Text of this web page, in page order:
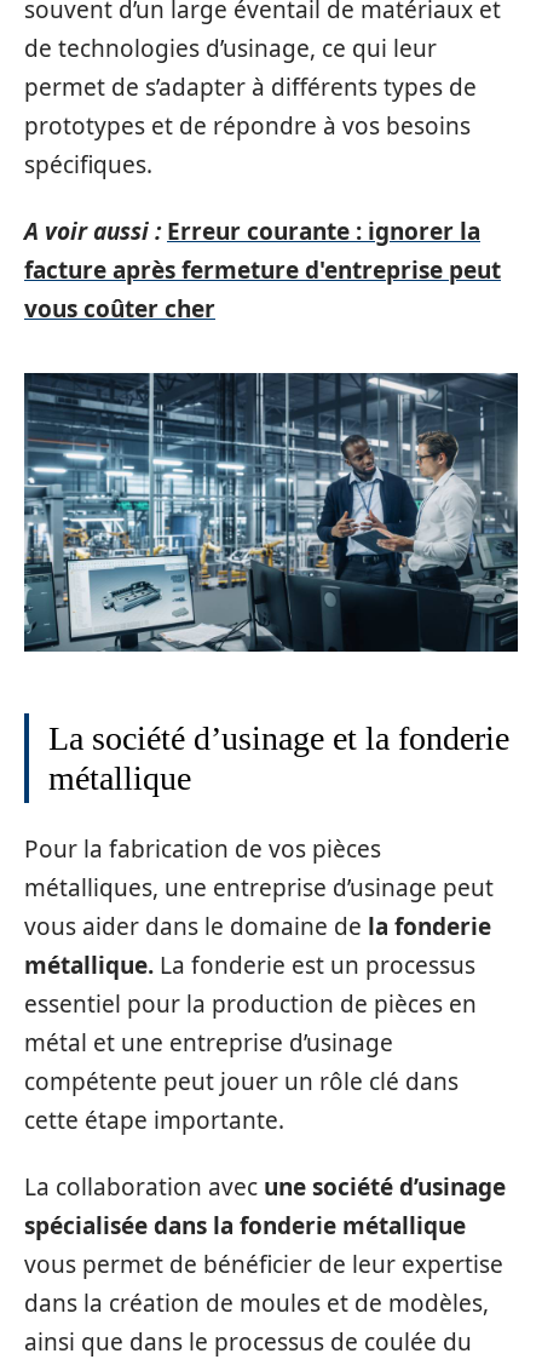
souvent d’un large éventail de matériaux et
de technologies d’usinage, ce qui leur
permet de s’adapter à différents types de
prototypes et de répondre à vos besoins
spécifiques.
A voir aussi : Erreur courante : ignorer la
facture après fermeture d'entreprise peut
vous coûter cher
La société d’usinage et la fonderie
métallique
Pour la fabrication de vos pièces
métalliques, une entreprise d’usinage peut
vous aider dans le domaine de la fonderie
métallique. La fonderie est un processus
essentiel pour la production de pièces en
métal et une entreprise d’usinage
compétente peut jouer un rôle clé dans
cette étape importante.
La collaboration avec une société d’usinage
spécialisée dans la fonderie métallique
vous permet de bénéficier de leur expertise
dans la création de moules et de modèles,
ainsi que dans le processus de coulée du